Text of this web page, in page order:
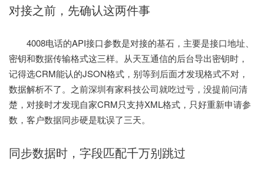
对接之前，先确认这两件事
4008电话的API接口参数是对接的基石，主要是接口地址、
密钥和数据传输格式这三样。从天互通信的后台导出密钥时，
记得选CRM能认的JSON格式，别等到后面才发现格式不对，
数据解析不了。之前深圳有家科技公司就吃过亏，没提前问清
楚，对接时才发现自家CRM只支持XML格式，只好重新申请参
数，客户数据同步硬是耽误了三天。
同步数据时，字段匹配千万别跳过